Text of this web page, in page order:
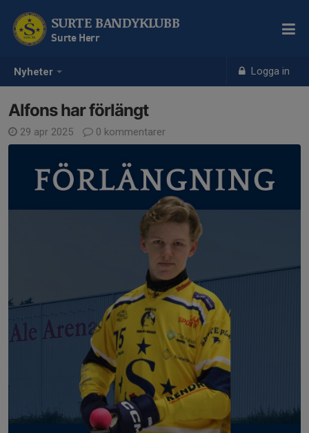
Nyheter Logga in
SURTE BANDYKLUBB
Surte Herr
Alfons har förlängt
29 apr 2025 0 kommentarer